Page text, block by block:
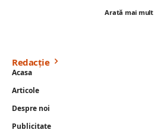
Arată mai mult
Redacție
Acasa
Articole
Despre noi
Publicitate